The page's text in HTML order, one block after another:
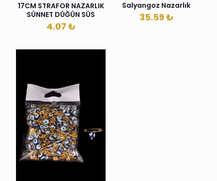
17CM STRAFOR NAZARLIK
SÜNNET DÜĞÜN SÜS
4.07 ₺
Salyangoz Nazarlık
35.59 ₺